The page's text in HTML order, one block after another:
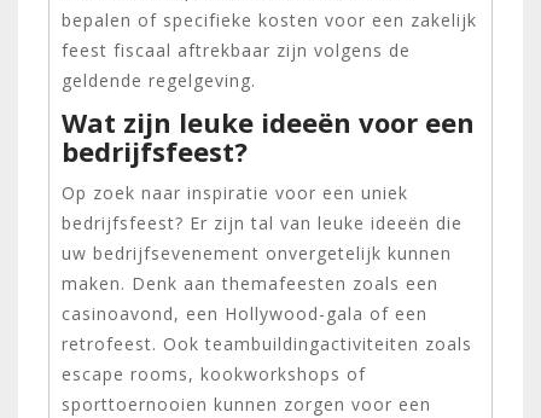
bepalen of specifieke kosten voor een zakelijk
feest fiscaal aftrekbaar zijn volgens de
geldende regelgeving.
Wat zijn leuke ideeën voor een
bedrijfsfeest?
Op zoek naar inspiratie voor een uniek
bedrijfsfeest? Er zijn tal van leuke ideeën die
uw bedrijfsevenement onvergetelijk kunnen
maken. Denk aan themafeesten zoals een
casinoavond, een Hollywood-gala of een
retrofeest. Ook teambuildingactiviteiten zoals
escape rooms, kookworkshops of
sporttoernooien kunnen zorgen voor een